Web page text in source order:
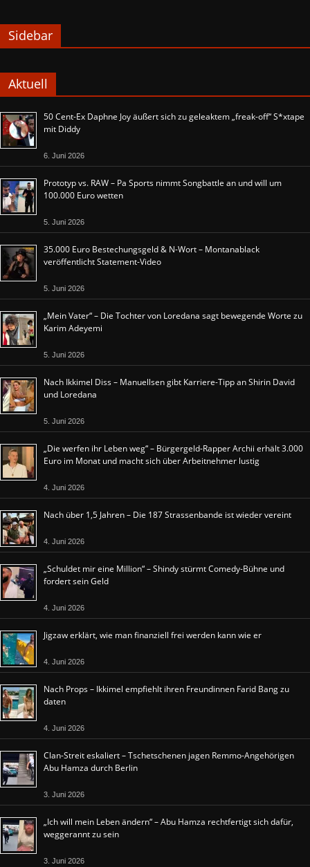
Sidebar
Aktuell
50 Cent-Ex Daphne Joy äußert sich zu geleaktem „freak-off“ S*xtape
mit Diddy
6. Juni 2026
Prototyp vs. RAW – Pa Sports nimmt Songbattle an und will um
100.000 Euro wetten
5. Juni 2026
35.000 Euro Bestechungsgeld & N-Wort – Montanablack
veröffentlicht Statement-Video
5. Juni 2026
„Mein Vater“ – Die Tochter von Loredana sagt bewegende Worte zu
Karim Adeyemi
5. Juni 2026
Nach Ikkimel Diss – Manuellsen gibt Karriere-Tipp an Shirin David
und Loredana
5. Juni 2026
„Die werfen ihr Leben weg“ – Bürgergeld-Rapper Archii erhält 3.000
Euro im Monat und macht sich über Arbeitnehmer lustig
4. Juni 2026
Nach über 1,5 Jahren – Die 187 Strassenbande ist wieder vereint
4. Juni 2026
„Schuldet mir eine Million“ – Shindy stürmt Comedy-Bühne und
fordert sein Geld
4. Juni 2026
Jigzaw erklärt, wie man finanziell frei werden kann wie er
4. Juni 2026
Nach Props – Ikkimel empfiehlt ihren Freundinnen Farid Bang zu
daten
4. Juni 2026
Clan-Streit eskaliert – Tschetschenen jagen Remmo-Angehörigen
Abu Hamza durch Berlin
3. Juni 2026
„Ich will mein Leben ändern“ – Abu Hamza rechtfertigt sich dafür,
weggerannt zu sein
3. Juni 2026